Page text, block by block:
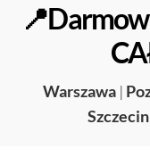
Warszawa |
Szczecin